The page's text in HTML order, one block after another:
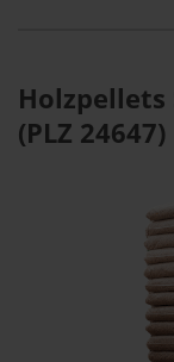
Holzpellets
(PLZ 24647)